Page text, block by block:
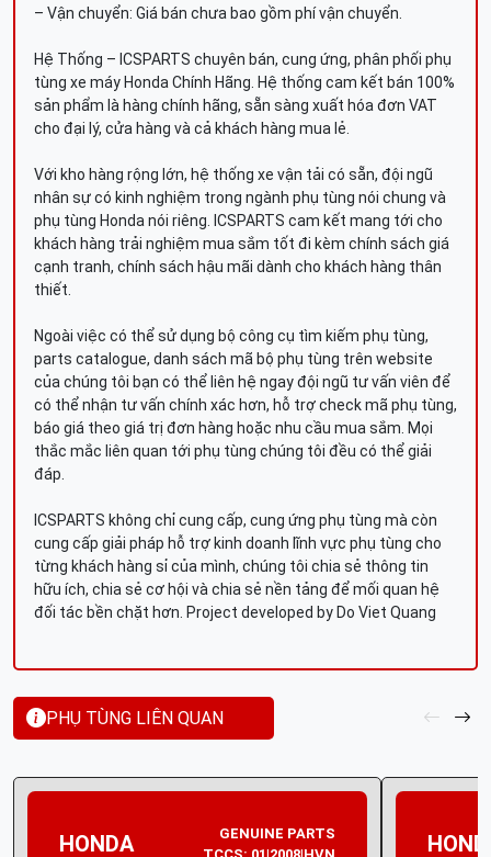
– Vận chuyển: Giá bán chưa bao gồm phí vận chuyển.
Hệ Thống – ICSPARTS chuyên bán, cung ứng, phân phối phụ
tùng xe máy Honda Chính Hãng. Hệ thống cam kết bán 100%
sản phẩm là hàng chính hãng, sẵn sàng xuất hóa đơn VAT
cho đại lý, cửa hàng và cả khách hàng mua lẻ.
Với kho hàng rộng lớn, hệ thống xe vận tải có sẵn, đội ngũ
nhân sự có kinh nghiệm trong ngành phụ tùng nói chung và
phụ tùng Honda nói riêng. ICSPARTS cam kết mang tới cho
khách hàng trải nghiệm mua sắm tốt đi kèm chính sách giá
cạnh tranh, chính sách hậu mãi dành cho khách hàng thân
thiết.
Ngoài việc có thể sử dụng bộ công cụ tìm kiếm phụ tùng,
parts catalogue, danh sách mã bộ phụ tùng trên website
của chúng tôi bạn có thể liên hệ ngay đội ngũ tư vấn viên để
có thể nhận tư vấn chính xác hơn, hỗ trợ check mã phụ tùng,
báo giá theo giá trị đơn hàng hoặc nhu cầu mua sắm. Mọi
thắc mắc liên quan tới phụ tùng chúng tôi đều có thể giải
đáp.
ICSPARTS không chỉ cung cấp, cung ứng phụ tùng mà còn
cung cấp giải pháp hỗ trợ kinh doanh lĩnh vực phụ tùng cho
từng khách hàng sỉ của mình, chúng tôi chia sẻ thông tin
hữu ích, chia sẻ cơ hội và chia sẻ nền tảng để mối quan hệ
đối tác bền chặt hơn. Project developed by Do Viet Quang
PHỤ TÙNG LIÊN QUAN
HONDA
GENUINE PARTS